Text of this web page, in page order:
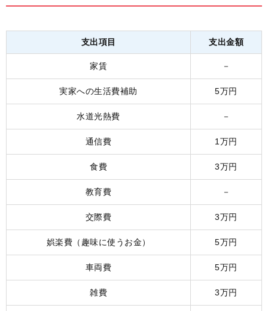
支出項目 支出金額
家賃 －
実家への生活費補助 5万円
水道光熱費 －
通信費 1万円
食費 3万円
教育費 －
交際費 3万円
娯楽費（趣味に使うお金） 5万円
車両費 5万円
雑費 3万円